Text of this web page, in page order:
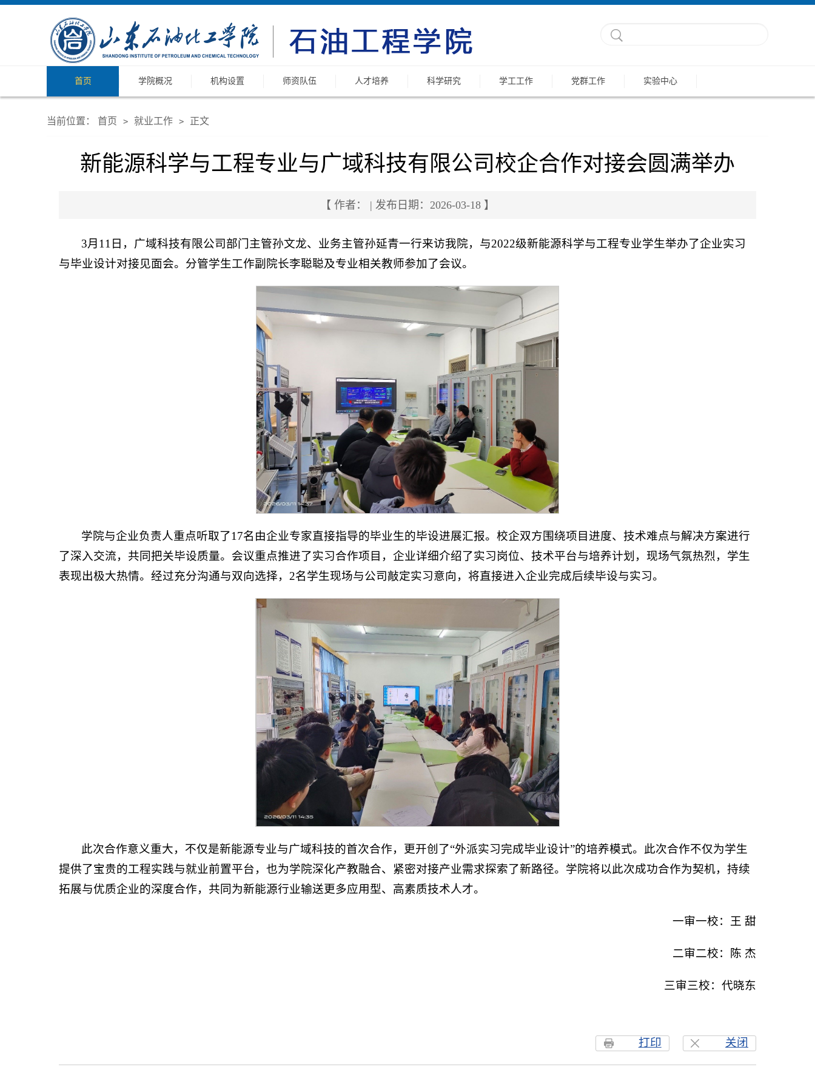
首页 学院概况 机构设置 师资队伍 人才培养 科学研究 学工工作 党群工作 实验中心
当前位置： 首页 > 就业工作 > 正文
新能源科学与工程专业与广域科技有限公司校企合作对接会圆满举办
【 作者： | 发布日期：2026-03-18 】
3月11日，广域科技有限公司部门主管孙文龙、业务主管孙延青一行来访我院，与2022级新能源科学与工程专业学生举办了企业实习
与毕业设计对接见面会。分管学生工作副院长李聪聪及专业相关教师参加了会议。
学院与企业负责人重点听取了17名由企业专家直接指导的毕业生的毕设进展汇报。校企双方围绕项目进度、技术难点与解决方案进行
了深入交流，共同把关毕设质量。会议重点推进了实习合作项目，企业详细介绍了实习岗位、技术平台与培养计划，现场气氛热烈，学生
表现出极大热情。经过充分沟通与双向选择，2名学生现场与公司敲定实习意向，将直接进入企业完成后续毕设与实习。
此次合作意义重大，不仅是新能源专业与广域科技的首次合作，更开创了“外派实习完成毕业设计”的培养模式。此次合作不仅为学生
提供了宝贵的工程实践与就业前置平台，也为学院深化产教融合、紧密对接产业需求探索了新路径。学院将以此次成功合作为契机，持续
拓展与优质企业的深度合作，共同为新能源行业输送更多应用型、高素质技术人才。
一审一校：王 甜
二审二校：陈 杰
三审三校：代晓东
关闭
打印